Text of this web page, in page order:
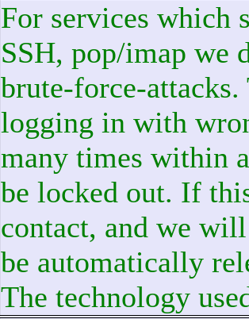
For services which
SSH, pop/imap we
brute-force-
logging in with
many times within
be locked out. If
contact, and we
be automatically
The technology